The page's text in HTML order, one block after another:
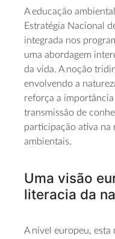
A educação
Estratégia Nacional
integrada nos
uma abordagem
da vida. A noção
envolvendo a
reforça a
transmissão de
participação ativa na
ambientais.
Uma visão
literacia da
A nível europeu, esta